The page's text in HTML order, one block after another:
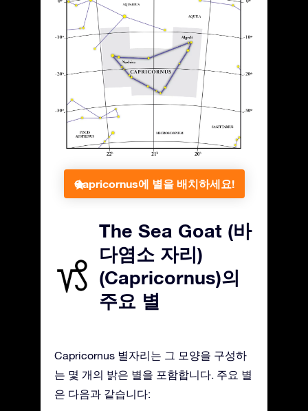
Capricornus에 별을 배치하세요!
The Sea Goat (바
다염소 자리)
(Capricornus)의
주요 별
Capricornus 별자리는 그 모양을 구성하
는 몇 개의 밝은 별을 포함합니다. 주요 별
은 다음과 같습니다: